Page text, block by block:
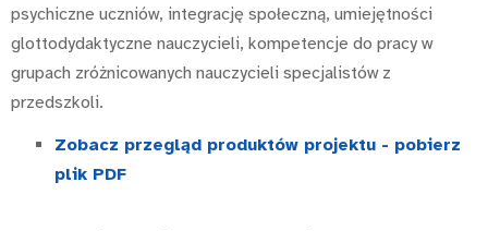
psychiczne uczniów, integrację społeczną, umiejętności
glottodydaktyczne nauczycieli, kompetencje do pracy w
grupach zróżnicowanych nauczycieli specjalistów z
przedszkoli.
Zobacz przegląd produktów projektu - pobierz
plik PDF